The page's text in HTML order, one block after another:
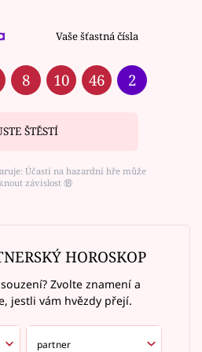
Vaše šťastná čísla
8 10 46 2
ŠTĚSTÍ
Účastí na hazardní hře může
závislost ⑱
HOROSKOP
souzení? Zvolte znamení a
jestli vám hvězdy přejí.